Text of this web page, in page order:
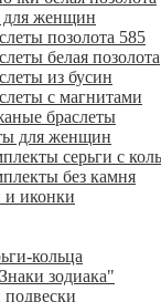
для женщин
позолота 585
белая позолота
из бусин
с магнитами
браслеты
для женщин
серьги с
без камня
и иконки
кольца
зодиака"